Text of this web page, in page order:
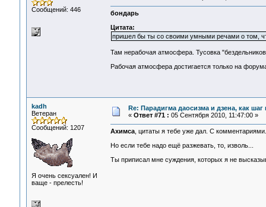
Сообщений: 446
бондарь
Цитата:
пришел бы ты со своими умными речами о том,
Там нерабочая атмосфера. Тусовка
Рабочая атмосфера достигается только на
kadh
Ветеран
Сообщений: 1207
Я очень сексуален! И
ваще - прелесть!
Re: Парадигма даосизма и дзена, как
« Ответ #71 : 05 Сентября 2010, 11:47:00 »
Ахимса, цитаты я тебе уже дал. С
Но если тебе надо ещё разжевать, то, изволь...
Ты приписал мне суждения, которых я не